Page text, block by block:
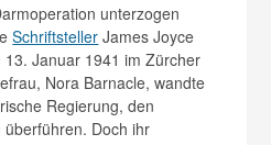
unterzogen
Schriftsteller James Joyce
Januar 1941 im Zürcher
Nora Barnacle, wandte
Regierung, den
Doch ihr